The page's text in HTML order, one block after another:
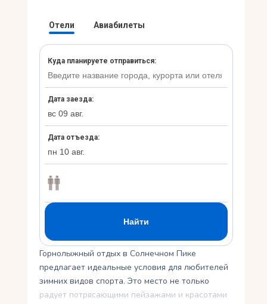
Укр
Горнолыжный отдых в Солнечном Пике
предлагает идеальные условия для любителей
зимних видов спорта. Это место не только
радует потрясающими пейзажами и красотами